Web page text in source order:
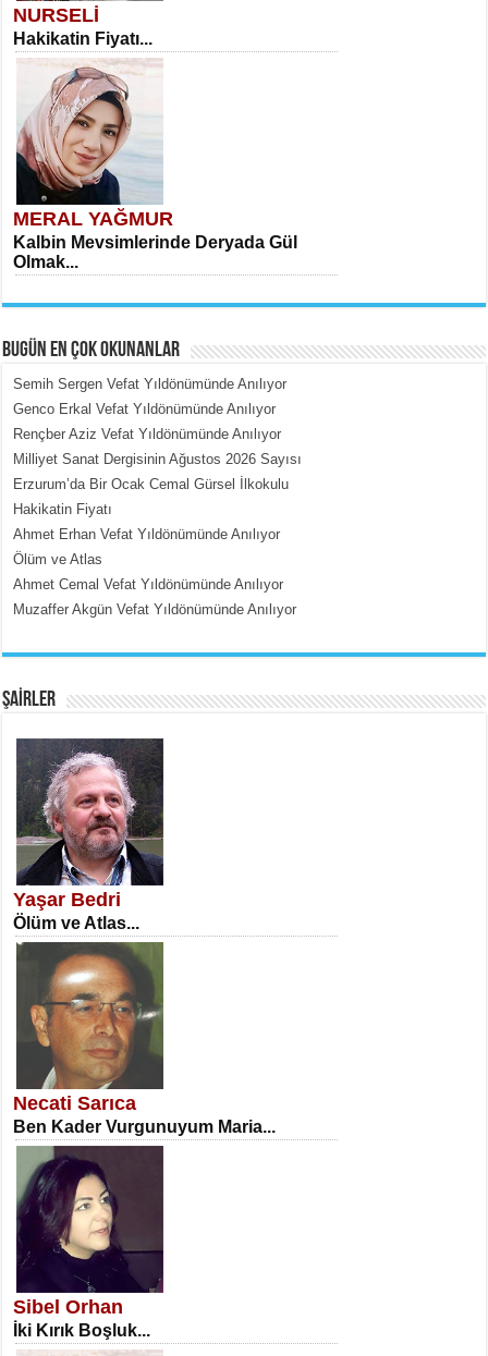
NURSELİ
Hakikatin Fiyatı...
MERAL YAĞMUR
Kalbin Mevsimlerinde Deryada Gül
Olmak...
MEHMET ÇOBAN
İçerdeki Put Dışardaki Maskeler...
SATILMIŞ ÜMİT ÇETİNKAYA
Erkenlik...
NECLA DİLEK ARSLAN
Öğretmenler Günü Mahkemesi...
İSA KARATEPE
Ekranlar Arasında Kaybolan İnsan...
BUGÜN EN ÇOK OKUNANLAR
Semih Sergen Vefat Yıldönümünde Anılıyor
Genco Erkal Vefat Yıldönümünde Anılıyor
Rençber Aziz Vefat Yıldönümünde Anılıyor
Milliyet Sanat Dergisinin Ağustos 2026 Sayısı
Erzurum’da Bir Ocak Cemal Gürsel İlkokulu
Hakikatin Fiyatı
Ahmet Erhan Vefat Yıldönümünde Anılıyor
Ölüm ve Atlas
Ahmet Cemal Vefat Yıldönümünde Anılıyor
Muzaffer Akgün Vefat Yıldönümünde Anılıyor
ŞAİRLER
Yaşar Bedri
Ölüm ve Atlas...
Necati Sarıca
Ben Kader Vurgunuyum Maria...
Sibel Orhan
İki Kırık Boşluk...